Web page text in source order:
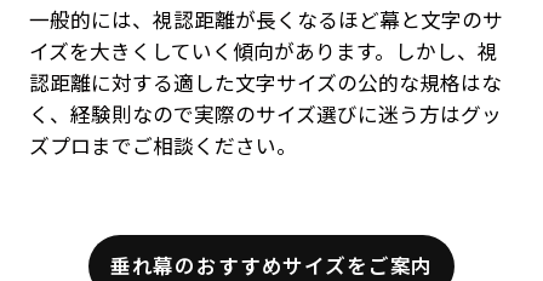
一般的には、視認距離が長くなるほど幕と文字のサ
イズを大きくしていく傾向があります。しかし、視
認距離に対する適した文字サイズの公的な規格はな
く、経験則なので実際のサイズ選びに迷う方はグッ
ズプロまでご相談ください。
垂れ幕のおすすめサイズをご案内